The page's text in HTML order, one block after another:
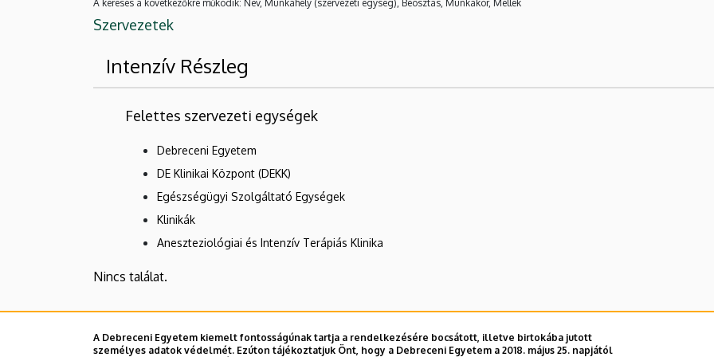
A keresés a következőkre működik: Név, Munkahely (szervezeti egység), Beosztás, Munkakör, Mellék
Szervezetek
Intenzív Részleg
Felettes szervezeti egységek
Debreceni Egyetem
DE Klinikai Központ (DEKK)
Egészségügyi Szolgáltató Egységek
Klinikák
Aneszteziológiai és Intenzív Terápiás Klinika
Nincs találat.
Dolgozói adatmódosítás igénylése a DE telefonkönyvében|Külső személyek rögzítése a DE
A Debreceni Egyetem kiemelt fontosságúnak tartja a rendelkezésére bocsátott, illetve birtokába jutott
személyes adatok védelmét. Ezúton tájékoztatjuk Önt, hogy a Debreceni Egyetem a 2018. május 25. napjától